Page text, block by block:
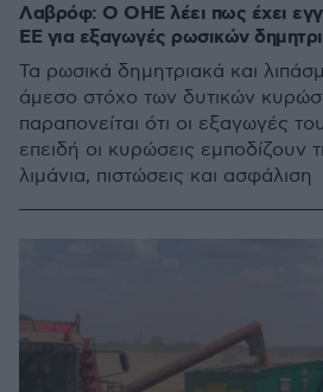
Λαβρόφ: Ο ΟΗΕ λέει πως έχει
ΕΕ για εξαγωγές ρωσικών
Τα ρωσικά δημητριακά και
άμεσο στόχο των δυτικών
παραπονείται ότι οι εξαγωγές
επειδή οι κυρώσεις εμποδίζουν
λιμάνια, πιστώσεις και ασφάλιση